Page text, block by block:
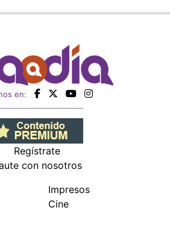
en:
Regístrate
con nosotros
Impresos
Cine